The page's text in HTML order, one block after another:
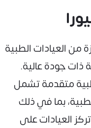
العيادات الطبية
جودة عالية.
طبية متقدمة تشمل
بما في ذلك
العيادات على